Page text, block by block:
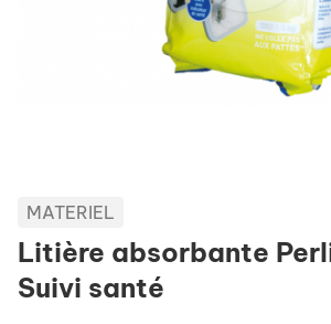
MATERIEL
Litière absorbante
Suivi santé